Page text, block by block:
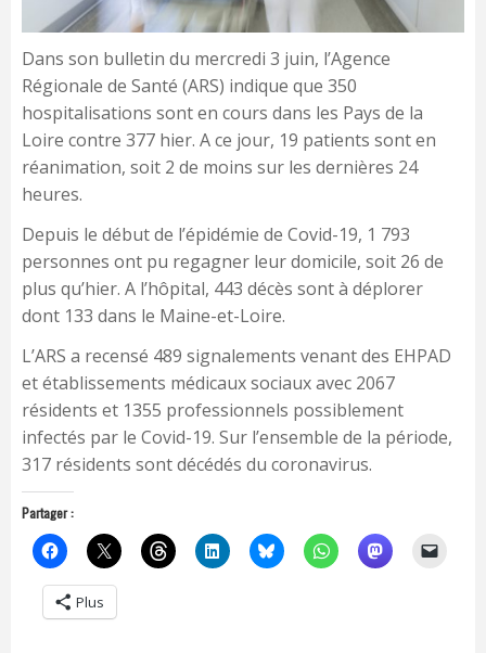
Dans son bulletin du mercredi 3 juin, l’Agence
Régionale de Santé (ARS) indique que 350
hospitalisations sont en cours dans les Pays de la
Loire contre 377 hier. A ce jour, 19 patients sont en
réanimation, soit 2 de moins sur les dernières 24
heures.
Depuis le début de l’épidémie de Covid-19, 1 793
personnes ont pu regagner leur domicile, soit 26 de
plus qu’hier. A l’hôpital, 443 décès sont à déplorer
dont 133 dans le Maine-et-Loire.
L’ARS a recensé 489 signalements venant des EHPAD
et établissements médicaux sociaux avec 2067
résidents et 1355 professionnels possiblement
infectés par le Covid-19. Sur l’ensemble de la période,
317 résidents sont décédés du coronavirus.
Partager :
Plus